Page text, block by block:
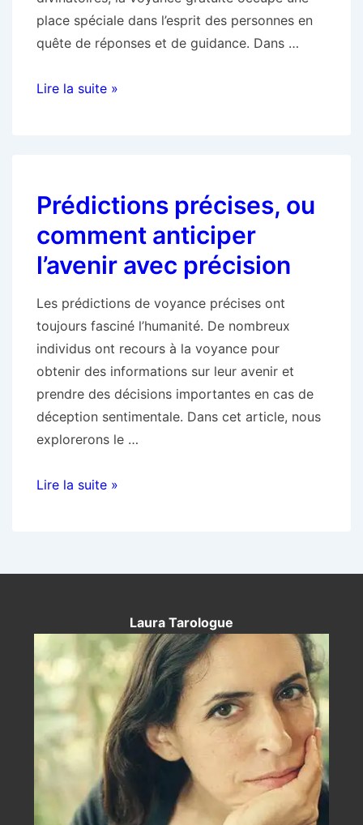
place spéciale dans l’esprit des personnes en
quête de réponses et de guidance. Dans …
La
de
divination
Lire la suite »
Prédictions précises, ou
comment anticiper
l’avenir avec précision
Les prédictions de voyance précises ont
toujours fasciné l’humanité. De nombreux
individus ont recours à la voyance pour
obtenir des informations sur leur avenir et
prendre des décisions importantes en cas de
déception sentimentale. Dans cet article, nous
explorerons le …
Prédictions
anticiper
précision
Lire la suite »
Laura Tarologue